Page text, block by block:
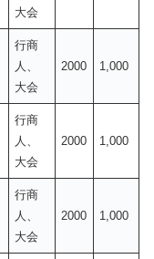
大会
行商
人、
大会
2000 1,000
行商
人、
大会
2000 1,000
行商
人、
大会
2000 1,000